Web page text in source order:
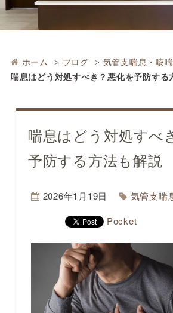
ホーム ブログ
気管支喘息・咳
喘息はどう対処すべき？悪化を予防する
喘息はどう対処すべ
予防する方法も解説
2026年1月19日
気管支喘
Pocket